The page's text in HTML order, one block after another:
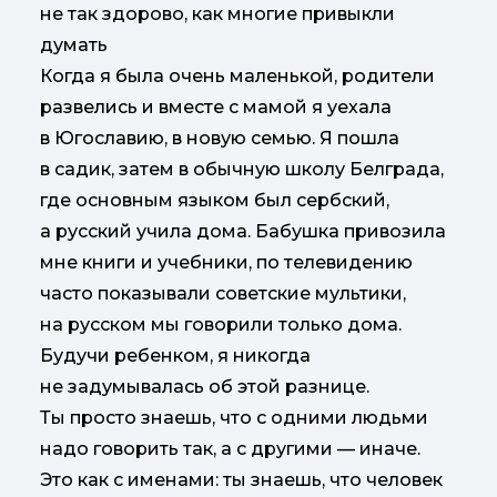
Когда я была очень маленькой, родители
развелись и вместе с мамой я уехала
в Югославию, в новую семью. Я пошла
в садик, затем в обычную школу Белграда,
где основным языком был сербский,
а русский учила дома. Бабушка привозила
мне книги и учебники, по телевидению
часто показывали советские мультики,
на русском мы говорили только дома.
Будучи ребенком, я никогда
не задумывалась об этой разнице.
Ты просто знаешь, что с одними людьми
надо говорить так, а с другими — иначе.
Это как с именами: ты знаешь, что человек